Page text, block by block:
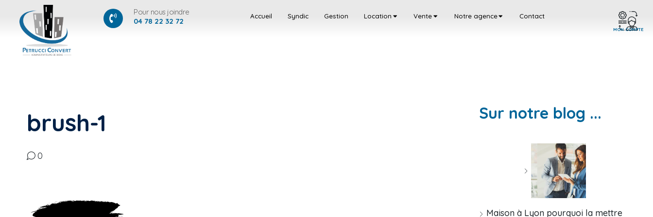
04 78 22 32 72
Pour nous joindre Accueil Syndic Gestion Location Vente Notre agence Contact
MON COMPTE
brush-1
0
Sur notre blog ...
Maison à Lyon pourquoi la mettre